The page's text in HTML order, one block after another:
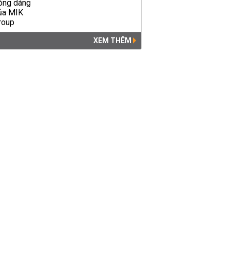
XEM THÊM